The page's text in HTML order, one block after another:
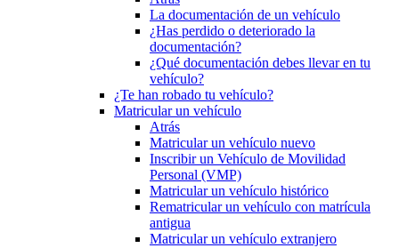
La documentación de un vehículo
¿Has perdido o deteriorado la
documentación?
¿Qué documentación debes llevar en tu
vehículo?
¿Te han robado tu vehículo?
Matricular un vehículo
Atrás
Matricular un vehículo nuevo
Inscribir un Vehículo de Movilidad
Personal (VMP)
Matricular un vehículo histórico
Rematricular un vehículo con matrícula
antigua
Matricular un vehículo extranjero